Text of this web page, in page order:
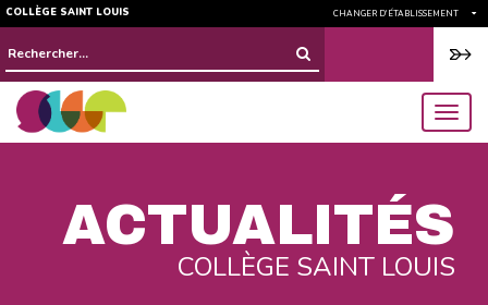
COLLÈGE SAINT LOUIS CHANGER D'ÉTABLISSEMENT
Rechercher :
menu
ACTUALITÉS
COLLÈGE SAINT LOUIS